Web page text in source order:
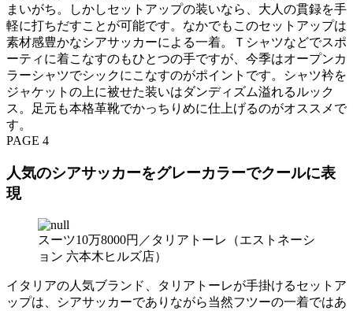
まいがち。しかしセットアップの装いなら、大人の貫録を手
軽に打ちだすことが可能です。なかでもこのセットアップは
素材感豊かなシアサッカーによる一着。Ｔシャツなどでスポ
ーティに着こなすのもひとつの手ですが、今季はオープンカ
ラーシャツでシックにこなすのがポイントです。シャツ衿を
ジャケットの上に被せた装いはダンディズム溢れるルック
ス。足元も本格革靴でかっちりめに仕上げるのがオススメで
す。
PAGE 4
人気のシアサッカーをグレーカラーでクールに表
現
スーツ10万8000円／タリアトーレ（エストネーシ
ョン 六本木ヒルズ店）
イタリアの人気ブランド、タリアトーレが手掛けるセットア
ップは、シアサッカーでありながら当然フツーの一着ではあ